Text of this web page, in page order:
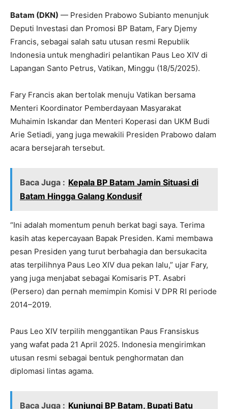
Batam (DKN) — Presiden Prabowo Subianto menunjuk
Deputi Investasi dan Promosi BP Batam, Fary Djemy
Francis, sebagai salah satu utusan resmi Republik
Indonesia untuk menghadiri pelantikan Paus Leo XIV di
Lapangan Santo Petrus, Vatikan, Minggu (18/5/2025).
Fary Francis akan bertolak menuju Vatikan bersama
Menteri Koordinator Pemberdayaan Masyarakat
Muhaimin Iskandar dan Menteri Koperasi dan UKM Budi
Arie Setiadi, yang juga mewakili Presiden Prabowo dalam
acara bersejarah tersebut.
Baca Juga : Kepala BP Batam Jamin Situasi di
Batam Hingga Galang Kondusif
“Ini adalah momentum penuh berkat bagi saya. Terima
kasih atas kepercayaan Bapak Presiden. Kami membawa
pesan Presiden yang turut berbahagia dan bersukacita
atas terpilihnya Paus Leo XIV dua pekan lalu,” ujar Fary,
yang juga menjabat sebagai Komisaris PT. Asabri
(Persero) dan pernah memimpin Komisi V DPR RI periode
2014–2019.
Paus Leo XIV terpilih menggantikan Paus Fransiskus
yang wafat pada 21 April 2025. Indonesia mengirimkan
utusan resmi sebagai bentuk penghormatan dan
diplomasi lintas agama.
Baca Juga : Kunjungi BP Batam, Bupati Batu